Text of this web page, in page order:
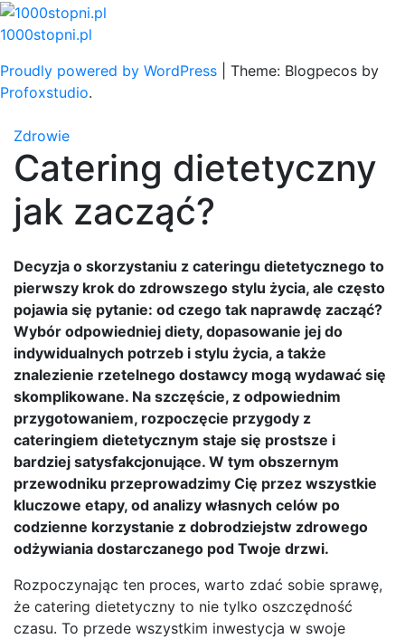
Skip
to
1000stopni.pl
Proudly powered by WordPress
Theme: Blogpecos by
Profoxstudio.
Zdrowie
Catering dietetyczny
jak zacząć?
Decyzja o skorzystaniu z cateringu dietetycznego to
pierwszy krok do zdrowszego stylu życia, ale często
pojawia się pytanie: od czego tak naprawdę zacząć?
Wybór odpowiedniej diety, dopasowanie jej do
indywidualnych potrzeb i stylu życia, a także
znalezienie rzetelnego dostawcy mogą wydawać się
skomplikowane. Na szczęście, z odpowiednim
przygotowaniem, rozpoczęcie przygody z
cateringiem dietetycznym staje się prostsze i
bardziej satysfakcjonujące. W tym obszernym
przewodniku przeprowadzimy Cię przez wszystkie
kluczowe etapy, od analizy własnych celów po
codzienne korzystanie z dobrodziejstw zdrowego
odżywiania dostarczanego pod Twoje drzwi.
Rozpoczynając ten proces, warto zdać sobie sprawę,
że catering dietetyczny to nie tylko oszczędność
czasu. To przede wszystkim inwestycja w swoje